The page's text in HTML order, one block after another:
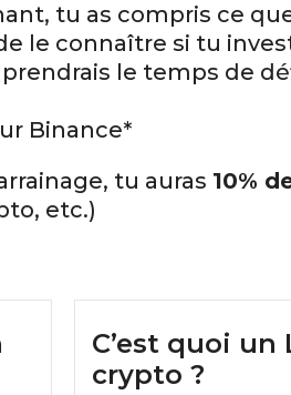
tu as compris ce
le connaître si tu
le temps de
Binance*
tu auras 10%
etc.)
C’est quoi un
crypto ?